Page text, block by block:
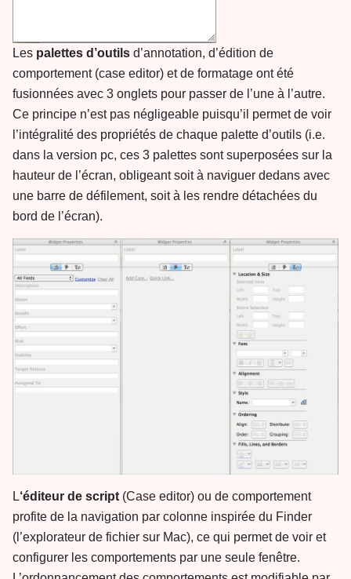
Les palettes d’outils d’annotation, d’édition de
comportement (case editor) et de formatage ont été
fusionnées avec 3 onglets pour passer de l’une à l’autre.
Ce principe n’est pas négligeable puisqu’il permet de voir
l’intégralité des propriétés de chaque palette d’outils (i.e.
dans la version pc, ces 3 palettes sont superposées sur la
hauteur de l’écran, obligeant soit à naviguer dedans avec
une barre de défilement, soit à les rendre détachées du
bord de l’écran).
L‘éditeur de script (Case editor) ou de comportement
profite de la navigation par colonne inspirée du Finder
(l’explorateur de fichier sur Mac), ce qui permet de voir et
configurer les comportements par une seule fenêtre.